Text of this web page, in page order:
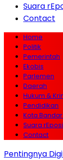
Suara
Contact
Home
Politik
Pemerintah
Ekobis
Parlemen
Daerah
Hukum &
Pendidikan
Kota
Suara
Contact
Pentingnya